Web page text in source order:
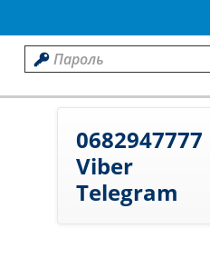
0682947777
Viber
Telegram